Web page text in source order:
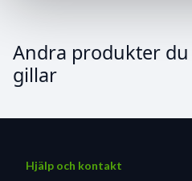
Andra produkter du
gillar
Hjälp och kontakt